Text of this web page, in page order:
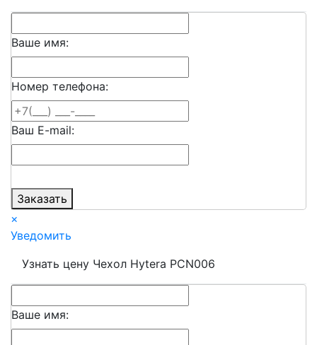
Ваше имя:
Номер телефона:
Ваш E-mail:
Заказать
×
Уведомить
Узнать цену Чехол Hytera PCN006
Ваше имя: